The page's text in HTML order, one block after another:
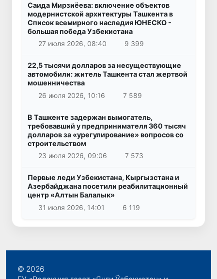
Саида Мирзиёева: включение объектов
модернистской архитектуры Ташкента в
Список всемирного наследия ЮНЕСКО -
большая победа Узбекистана
27 июля 2026, 08:40
9 399
22,5 тысячи долларов за несуществующие
автомобили: житель Ташкента стал жертвой
мошенничества
26 июля 2026, 10:16
7 589
В Ташкенте задержан вымогатель,
требовавший у предпринимателя 360 тысяч
долларов за «урегулирование» вопросов со
строительством
23 июля 2026, 09:06
7 573
Первые леди Узбекистана, Кыргызстана и
Азербайджана посетили реабилитационный
центр «Алтын Балалык»
31 июля 2026, 14:01
6 119
© 2026